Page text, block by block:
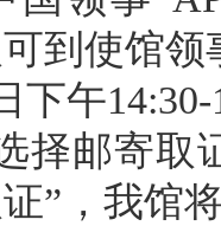
到使馆
下午
择邮寄取
”，我馆